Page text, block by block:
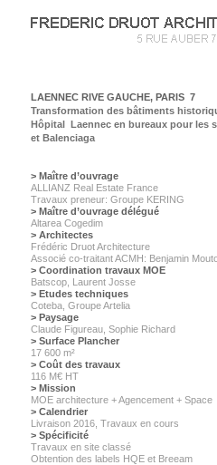
LAENNEC RIVE GAUCHE, PARIS 7
Transformation des bâtiments
Hôpital Laennec en bureaux pour les
et Balenciaga
> Maître d’ouvrage
ALLIANZ Real Estate France
Travaux preneur: Groupe KERING
> Maître d’ouvrage délégué
Altarea Cogedim
> Architectes
Frédéric Druot Architecture
Associé co-traitant ACMH: Benjamin
> Coordination travaux MOE
Batscop, Laurent Josse
> Etudes techniques
Coteba, Groupe Artelia
> Paysage
Claude Figureau, Sophie Richard
> Surface Plancher
17 600 m²
> Coût des travaux
116 M€ HT
> Mission
MOE architecture + Agencement + Space
> Calendrier
Livraison 2016, Travaux en cours
> Spécificité
Travaux en site classé
Obtention des labels HQE et Breeam